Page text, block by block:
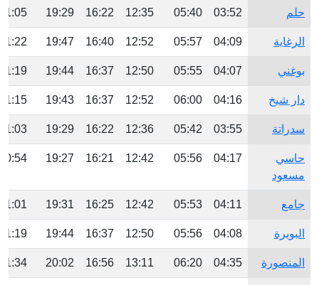
حلم 03:52
05:40
12:35
16:22
19:29
الرغاية 04:09
05:57
12:52
16:40
19:47
بوغني 04:07
05:55
12:50
16:37
19:44
دار شيخ 04:16
06:00
12:52
16:37
19:43
سدراتة 03:55
05:42
12:36
16:22
19:29
حاسي
مسعود
04:17
05:56
12:42
16:21
19:27
جامع 04:11
05:53
12:42
16:25
19:31
البويرة 04:08
05:56
12:50
16:37
19:44
المنصورة 04:35
06:20
13:11
16:56
20:02